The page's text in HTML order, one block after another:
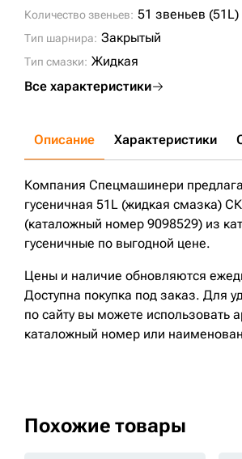
Количество звеньев: 51 звеньев (51L)
Тип шарнира: Закрытый
Тип смазки: Жидкая
Все характеристики
Описание Характеристики
Компания Спецмашинери
гусеничная 51L (жидкая смазка)
(каталожный номер 9098529) из
гусеничные по выгодной цене.
Цены и наличие обновляются
Доступна покупка под заказ. Для
по сайту вы можете использовать
каталожный номер или
Похожие товары